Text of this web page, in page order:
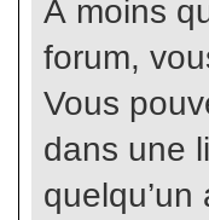
À moins
forum,
Vous
dans une